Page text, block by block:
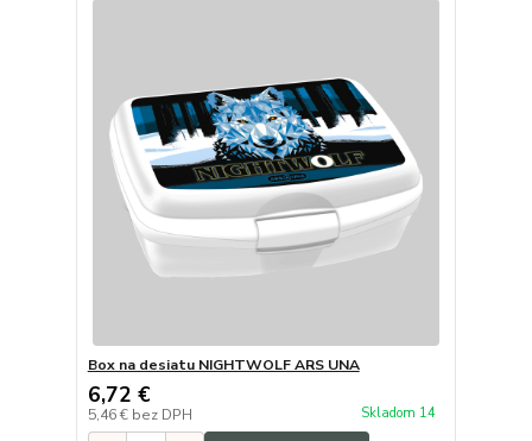
Box na desiatu NIGHTWOLF ARS UNA
6,72 €
5,46 € bez DPH Skladom 14